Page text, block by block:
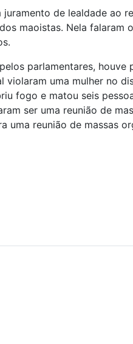
de lealdade ao
maoistas. Nela falaram
parlamentares,
uma mulher no
fogo e matou seis
ser uma reunião de
reunião de massas